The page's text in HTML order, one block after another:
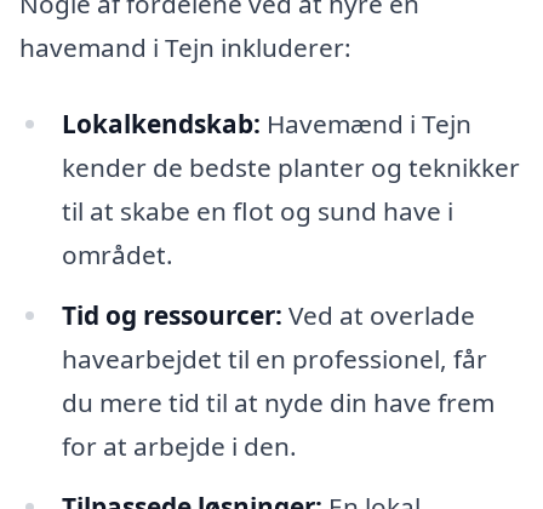
havemand i Tejn inkluderer:
Lokalkendskab: Havemænd i Tejn
kender de bedste planter og teknikker
til at skabe en flot og sund have i
området.
Tid og ressourcer: Ved at overlade
havearbejdet til en professionel, får
du mere tid til at nyde din have frem
for at arbejde i den.